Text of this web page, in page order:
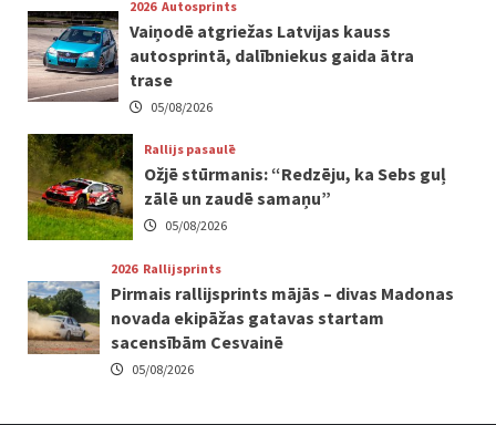
2026 Autosprints
Vaiņodē atgriežas Latvijas kauss
autosprintā, dalībniekus gaida ātra
trase
05/08/2026
Rallijs pasaulē
Ožjē stūrmanis: “Redzēju, ka Sebs guļ
zālē un zaudē samaņu”
05/08/2026
2026 Rallijsprints
Pirmais rallijsprints mājās – divas Madonas
novada ekipāžas gatavas startam
sacensībām Cesvainē
05/08/2026